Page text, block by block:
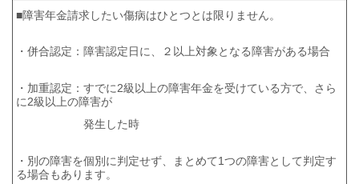
■障害年金請求したい傷病はひとつとは限りません。
・併合認定：障害認定日に、２以上対象となる障害がある場合
・加重認定：すでに2級以上の障害年金を受けている方で、さら
に2級以上の障害が
発生した時
・別の障害を個別に判定せず、まとめて1つの障害として判定す
る場合もあります。